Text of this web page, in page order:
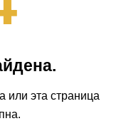
или эта страница